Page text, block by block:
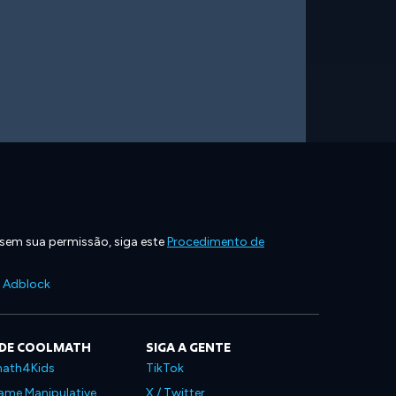
sua permissão, siga esteProcedimento de
Adblock
COOLMATH
Manipulative
SIGA A GENTE
TikTok
X / Twitter